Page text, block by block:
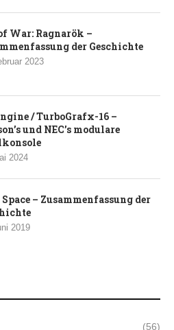
War: Ragnarök –
der Geschichte
2023
/ TurboGrafx-16 –
und NEC’s modulare
2024
Space – Zusammenfassung der
2019
(56)